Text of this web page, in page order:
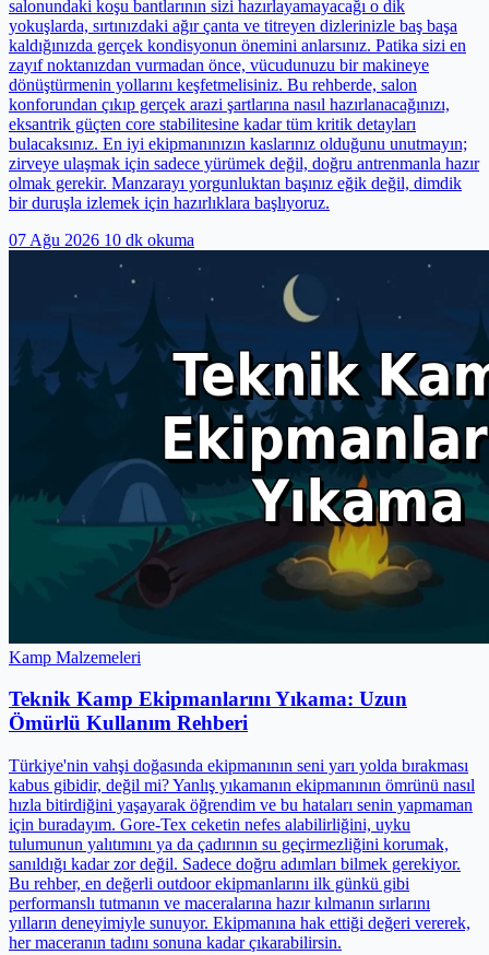
salonundaki koşu bantlarının sizi hazırlayamayacağı o dik
yokuşlarda, sırtınızdaki ağır çanta ve titreyen dizlerinizle baş başa
kaldığınızda gerçek kondisyonun önemini anlarsınız. Patika sizi en
zayıf noktanızdan vurmadan önce, vücudunuzu bir makineye
dönüştürmenin yollarını keşfetmelisiniz. Bu rehberde, salon
konforundan çıkıp gerçek arazi şartlarına nasıl hazırlanacağınızı,
eksantrik güçten core stabilitesine kadar tüm kritik detayları
bulacaksınız. En iyi ekipmanınızın kaslarınız olduğunu unutmayın;
zirveye ulaşmak için sadece yürümek değil, doğru antrenmanla hazır
olmak gerekir. Manzarayı yorgunluktan başınız eğik değil, dimdik
bir duruşla izlemek için hazırlıklara başlıyoruz.
07 Ağu 2026 10 dk okuma
Kamp Malzemeleri
Teknik Kamp Ekipmanlarını Yıkama: Uzun
Ömürlü Kullanım Rehberi
Türkiye'nin vahşi doğasında ekipmanının seni yarı yolda bırakması
kabus gibidir, değil mi? Yanlış yıkamanın ekipmanının ömrünü nasıl
hızla bitirdiğini yaşayarak öğrendim ve bu hataları senin yapmaman
için buradayım. Gore-Tex ceketin nefes alabilirliğini, uyku
tulumunun yalıtımını ya da çadırının su geçirmezliğini korumak,
sanıldığı kadar zor değil. Sadece doğru adımları bilmek gerekiyor.
Bu rehber, en değerli outdoor ekipmanlarını ilk günkü gibi
performanslı tutmanın ve maceralarına hazır kılmanın sırlarını
yılların deneyimiyle sunuyor. Ekipmanına hak ettiği değeri vererek,
her maceranın tadını sonuna kadar çıkarabilirsin.